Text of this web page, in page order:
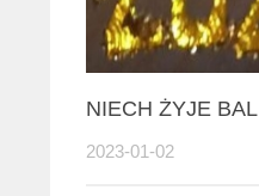
NIECH ŻYJE BAL
2023-01-02